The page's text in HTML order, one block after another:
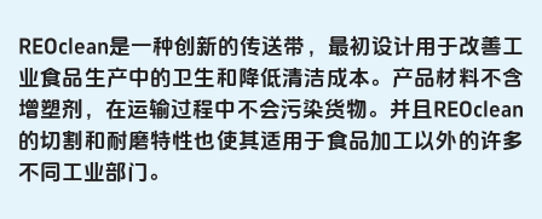
REOclean是一种创新的传送带，最初设计用于改善工
业食品生产中的卫生和降低清洁成本。产品材料不含
增塑剂，在运输过程中不会污染货物。并且REOclean
的切割和耐磨特性也使其适用于食品加工以外的许多
不同工业部门。